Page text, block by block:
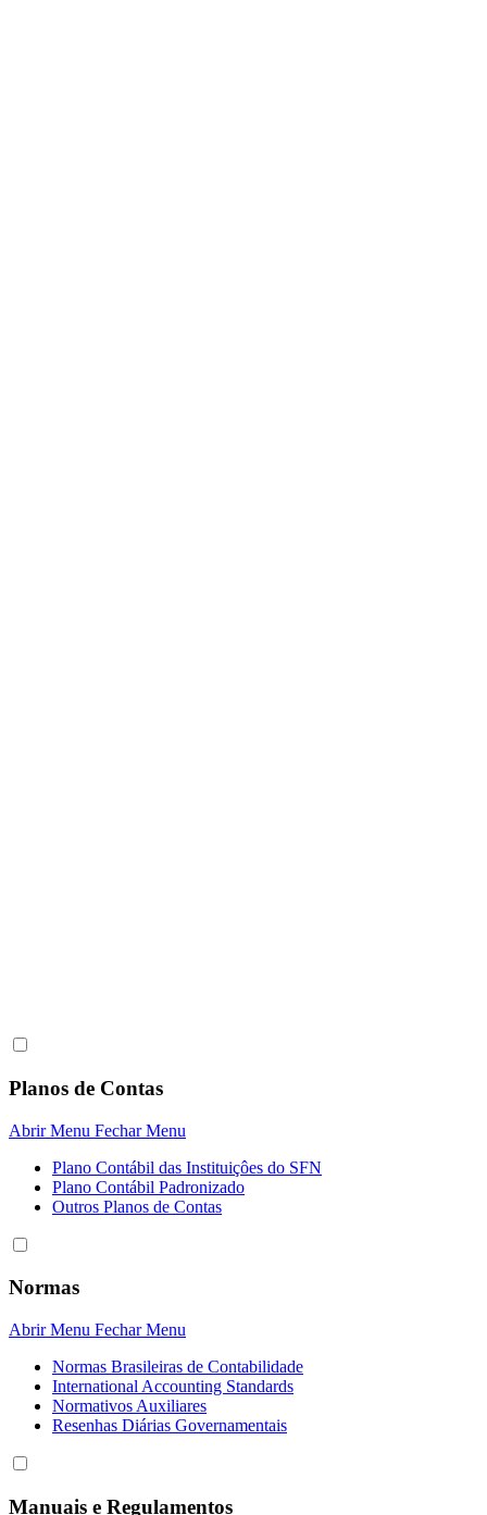
Planos de Contas
Abrir Menu Fechar Menu
Plano Contábil das Instituiçôes do SFN
Plano Contábil Padronizado
Outros Planos de Contas
Normas
Abrir Menu Fechar Menu
Normas Brasileiras de Contabilidade
International Accounting Standards
Normativos Auxiliares
Resenhas Diárias Governamentais
Manuais e Regulamentos